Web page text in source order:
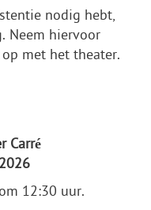
nodig hebt,
Neem hiervoor
met het theater.
Carré
12:30 uur.